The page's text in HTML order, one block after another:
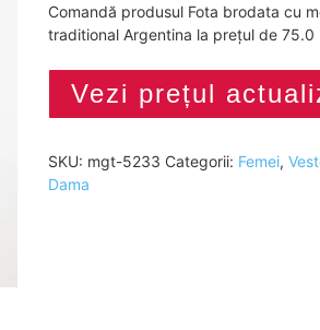
Comandă produsul Fota brodata cu
traditional Argentina la prețul de 75.0
Vezi prețul
SKU: mgt-5233 Categorii: Femei,
Dama